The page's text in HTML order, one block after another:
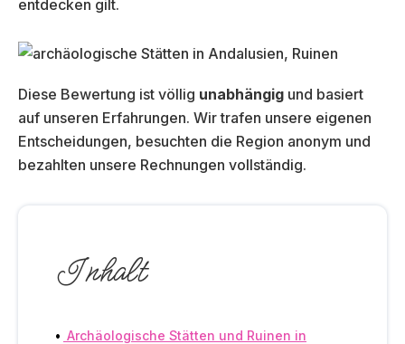
entdecken gilt.
Diese Bewertung ist völlig unabhängig und basiert
auf unseren Erfahrungen. Wir trafen unsere eigenen
Entscheidungen, besuchten die Region anonym und
bezahlten unsere Rechnungen vollständig.
Inhalt
Archäologische Stätten und Ruinen in